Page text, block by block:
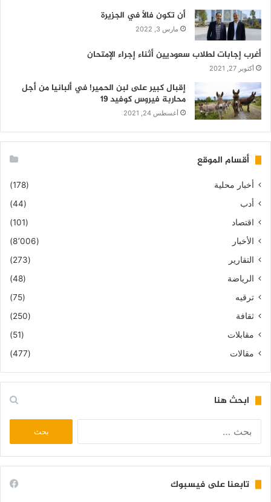
أن تكون فالاً في الجزيرة
مارس 3, 2022
أغرب إجابات لطلاب سعوديين أثناء إجراء الإمتحان
أكتوبر 27, 2021
إقبال كبير على لبن الحمير! في ألبانيا من أجل
محاربة فيروس كوفيد 19
أغسطس 24, 2021
أقسام الموقع
أخبار محلية
(178)
أدب
(44)
اقتصاد
(101)
الأخبار
(8٬006)
التقارير
(273)
الرياضة
(48)
ترقيه
(75)
ثقافة
(250)
مقابلات
(51)
مقالات
(477)
ابحث هنا
تابعنا على فيسبوك